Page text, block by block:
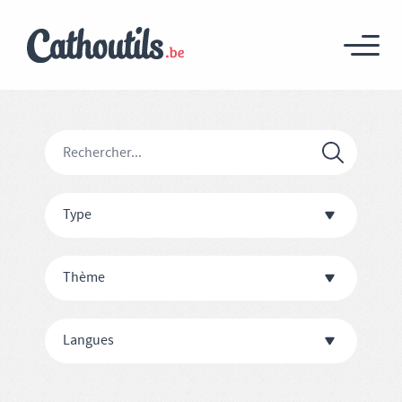
Type
Thème
Langues